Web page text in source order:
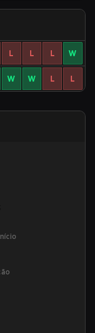
L L L W
W W L L